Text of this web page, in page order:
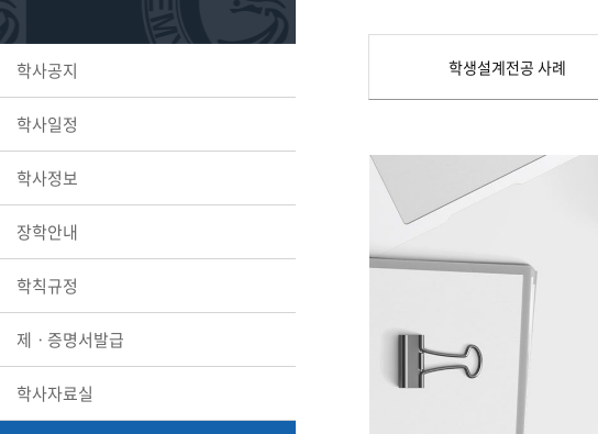
대학소개
통학버스
산학협력 산하기관
학사공지
학사일정
학사정보
장학안내
학칙규정
제ㆍ증명서발급
학사자료실
학생설계전공 사례